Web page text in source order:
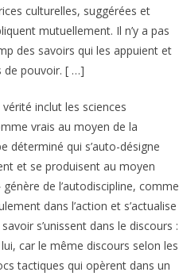
culturelles, suggérées et
mutuellement. Il n’y a pas
des savoirs qui les appuient et
de pouvoir. [ …]
inclut les sciences
vrais au moyen de la
déterminé qui s’auto-désigne
et se produisent au moyen
de l’autodiscipline, comme
dans l’action et s’actualise
s’unissent dans le discours :
car le même discours selon les
tactiques qui opèrent dans un